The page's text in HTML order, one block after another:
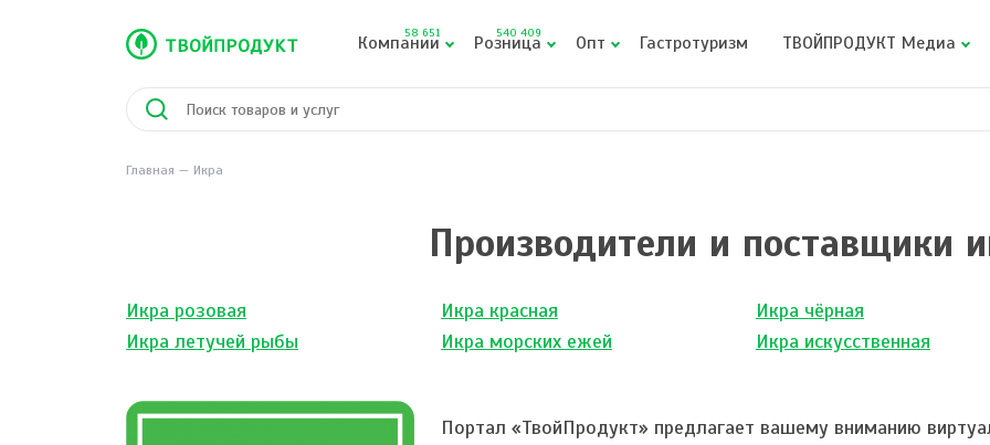
Компании
58 651 Розница
540 409 Опт Гастротуризм ТВОЙПРОДУКТ Медиа
Главная Икра
Производители и поставщики
Икра розовая Икра красная Икра чёрная
Икра летучей рыбы
Икра морских ежей Икра искусственная
Портал «ТвойПродукт» предлагает вашему вниманию